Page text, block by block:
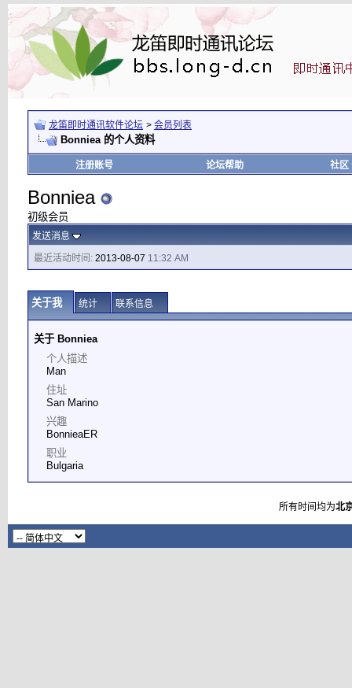
龙笛即时通讯软件论坛 > 会员列表
Bonniea 的个人资料
注册账号 论坛帮助 社区
Bonniea
初级会员
发送消息
最近活动时间: 2013-08-07 11:32 AM
关于我 统计 联系信息
关于 Bonniea
个人描述
Man
住址
San Marino
兴趣
BonnieaER
职业
Bulgaria
所有时间均为北